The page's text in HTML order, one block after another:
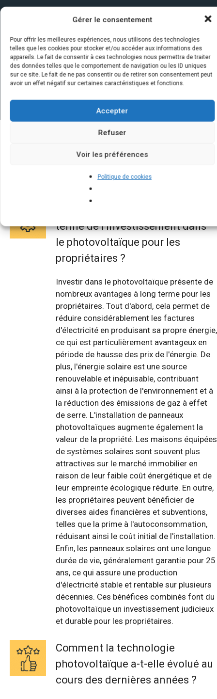
Gérer le consentement
Pour offrir les meilleures expériences, nous utilisons des technologies
telles que les cookies pour stocker et/ou accéder aux informations des
appareils. Le fait de consentir à ces technologies nous permettra de traiter
des données telles que le comportement de navigation ou les ID uniques
sur ce site. Le fait de ne pas consentir ou de retirer son consentement peut
avoir un effet négatif sur certaines caractéristiques et fonctions.
Accepter
Refuser
Voir les préférences
Politique de cookies
Quelques infos sur nos centrales
solaires : questions et réponses
terme de l'investissement dans
le photovoltaïque pour les
propriétaires ?
Investir dans le photovoltaïque présente de
nombreux avantages à long terme pour les
propriétaires. Tout d'abord, cela permet de
réduire considérablement les factures
d'électricité en produisant sa propre énergie,
ce qui est particulièrement avantageux en
période de hausse des prix de l'énergie. De
plus, l'énergie solaire est une source
renouvelable et inépuisable, contribuant
ainsi à la protection de l'environnement et à
la réduction des émissions de gaz à effet
de serre. L'installation de panneaux
photovoltaïques augmente également la
valeur de la propriété. Les maisons équipées
de systèmes solaires sont souvent plus
attractives sur le marché immobilier en
raison de leur faible coût énergétique et de
leur empreinte écologique réduite. En outre,
les propriétaires peuvent bénéficier de
diverses aides financières et subventions,
telles que la prime à l'autoconsommation,
réduisant ainsi le coût initial de l'installation.
Enfin, les panneaux solaires ont une longue
durée de vie, généralement garantie pour 25
ans, ce qui assure une production
d'électricité stable et rentable sur plusieurs
décennies. Ces bénéfices combinés font du
photovoltaïque un investissement judicieux
et durable pour les propriétaires.
Comment la technologie
photovoltaïque a-t-elle évolué au
cours des dernières années ?